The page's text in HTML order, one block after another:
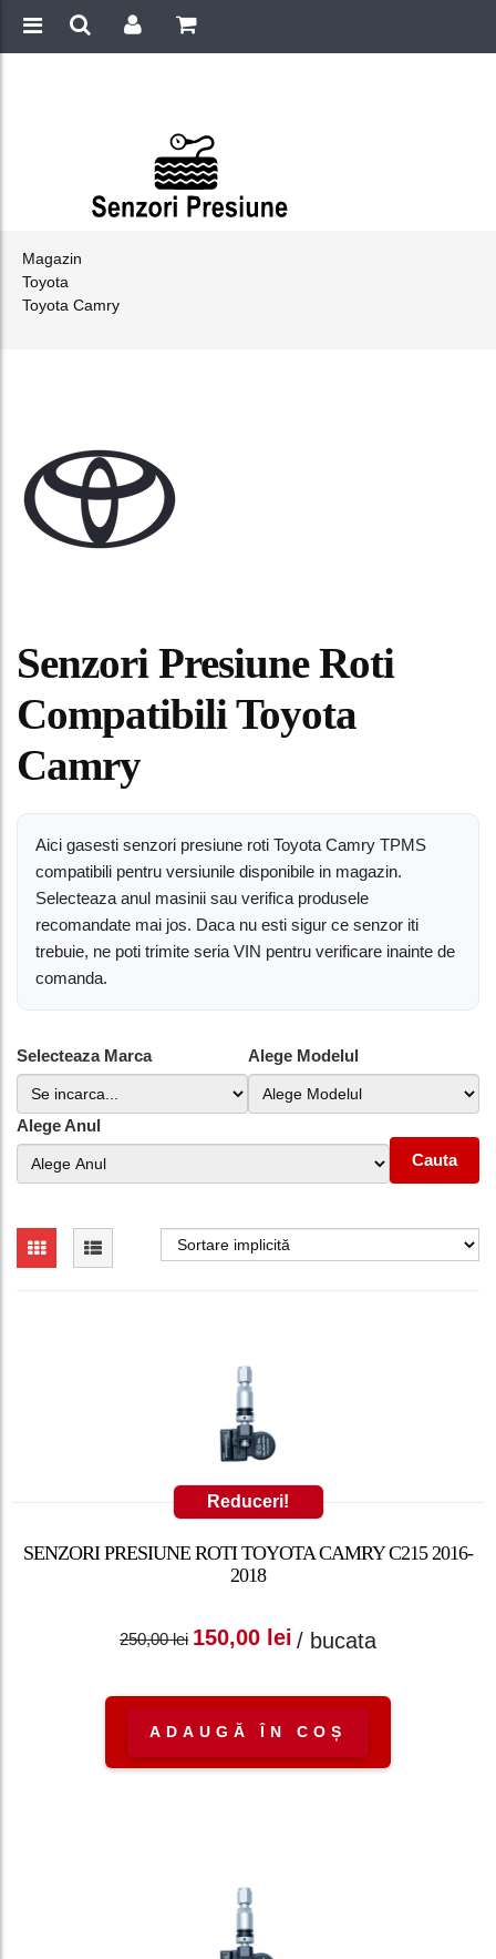
Magazin
Toyota
Toyota Camry
Senzori Presiune Roti
Compatibili Toyota
Camry
Aici gasesti senzori presiune roti Toyota Camry TPMS
compatibili pentru versiunile disponibile in magazin.
Selecteaza anul masinii sau verifica produsele
recomandate mai jos. Daca nu esti sigur ce senzor iti
trebuie, ne poti trimite seria VIN pentru verificare inainte de
comanda.
Selecteaza Marca Alege Modelul
Alege Anul
Cauta
Reduceri!
SENZORI PRESIUNE ROTI TOYOTA CAMRY C215 2016-
2018
250,00lei
Prețul inițial a fost:
150,00 lei
Prețul curent
/ bucata
ADAUGĂ ÎN COȘ